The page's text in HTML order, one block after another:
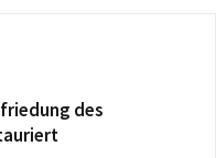
des